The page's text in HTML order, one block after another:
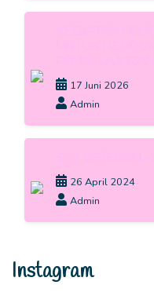
17 Juni 2026
Admin
26 April 2024
Admin
Instagram